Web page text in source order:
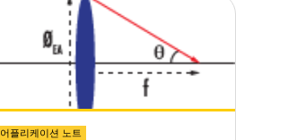
어플리케이션 노트